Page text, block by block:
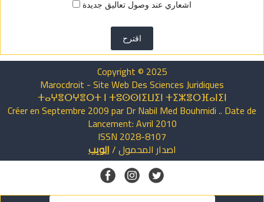
اشعاري عند وصول تعاليق جديدة
اقترح
Copyright © 2025
Marocdroit - Site Web Des Sciences Juridiques
ⵜⴰⵖⴻⵔⵖⴻⵔⵜ ⵏ ⵜⵓⵙⵙⵏⵉⵡⵉⵏ ⵜⵉⵣⴻⵔⴼⴰⵏⵉⵏ
Créer en Septembre 2009 par Dr Nabil Med Bouhmidi .. Date de
Lancement: Avril 2010
ISSN 2028-8107
اصدارالمحمول/الويب